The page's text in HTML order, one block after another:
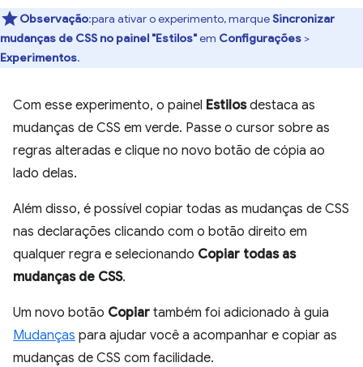
Observação:para ativar o experimento, marqueSincronizar
mudanças de CSS no painel "Estilos"em Configurações >
Experimentos.
Com esse experimento, o painel Estilosdestaca as
mudanças de CSS em verde. Passe o cursor sobre as
regras alteradas e clique no novo botão de cópia ao
lado delas.
Além disso, é possível copiar todas as mudanças de CSS
nas declarações clicando com o botão direito em
qualquer regra e selecionando Copiar todas as
mudanças de CSS.
Um novo botão Copiar também foi adicionado à guia
Mudanças para ajudar você a acompanhar e copiar as
mudanças de CSS com facilidade.